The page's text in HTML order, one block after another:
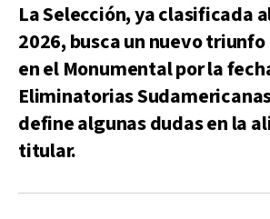
La Selección, ya clasificada
2026, busca un nuevo
en el Monumental por la
Eliminatorias
define algunas dudas en la
titular.